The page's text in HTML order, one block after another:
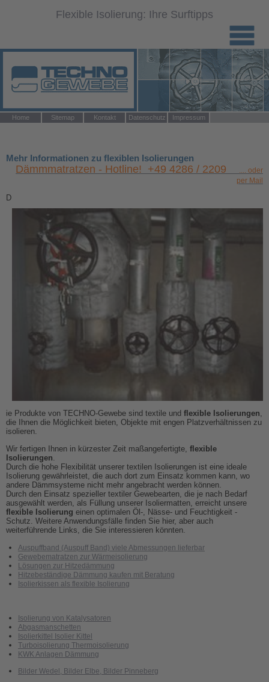
Flexible Isolierung: Ihre Surftipps
Navigation
überspringen
Home Sitemap Kontakt Datenschutz Impressum
Mehr Informationen zu flexiblen Isolierungen
Dämmmatratzen - Hotline! +49 4286 / 2209 .... oder
per Mail
D
ie Produkte von TECHNO-Gewebe sind textile und flexible Isolierungen,
die Ihnen die Möglichkeit bieten, Objekte mit engen Platzverhältnissen zu
isolieren.
Wir fertigen Ihnen in kürzester Zeit maßangefertigte, flexible
Isolierungen.
Durch die hohe Flexibilität unserer textilen Isolierungen ist eine ideale
Isolierung gewährleistet, die auch dort zum Einsatz kommen kann, wo
andere Dämmsysteme nicht mehr angebracht werden können.
Durch den Einsatz spezieller textiler Gewebearten, die je nach Bedarf
ausgewählt werden, als Füllung unserer Isoliermatten, erreicht unsere
flexible Isolierung einen optimalen Öl-, Nässe- und Feuchtigkeit -
Schutz. Weitere Anwendungsfälle finden Sie hier, aber auch
weiterführende Links, die Sie interessieren könnten.
Auspuffband (Auspuff Band) viele Abmessungen lieferbar
Gewebematratzen zur Wärmeisolierung
Lösungen zur Hitzedämmung
Hitzebeständige Dämmung kaufen mit Beratung
Isolierkissen als flexible Isolierung
Isolierung von Katalysatoren
Abgasmanschetten
Isolierkittel Isolier Kittel
Turboisolierung Thermoisolierung
KWK Anlagen Dämmung
Bilder Wedel, Bilder Elbe, Bilder Pinneberg